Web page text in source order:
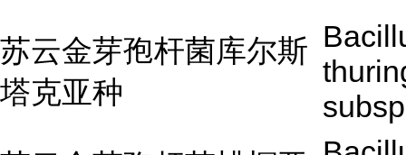
苏云金芽孢杆菌库尔斯
塔克亚种